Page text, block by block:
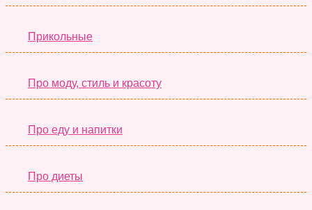
Прикольные
Про моду, стиль и красоту
Про еду и напитки
Про диеты